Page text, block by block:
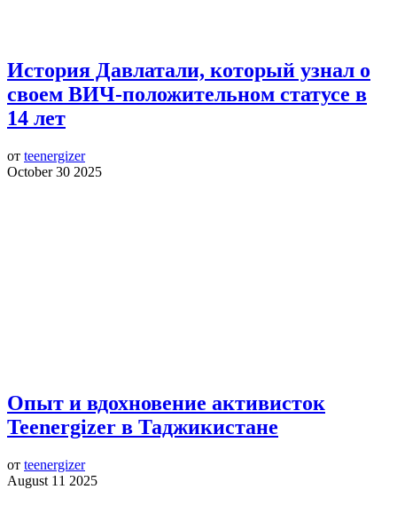
История Давлатали, который узнал о
своем ВИЧ-положительном статусе в
14 лет
от teenergizer
October 30 2025
Опыт и вдохновение активисток
Teenergizer в Таджикистане
от teenergizer
August 11 2025